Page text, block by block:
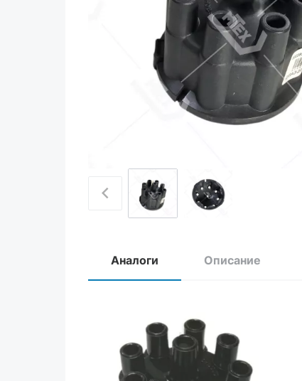
Аналоги Описание